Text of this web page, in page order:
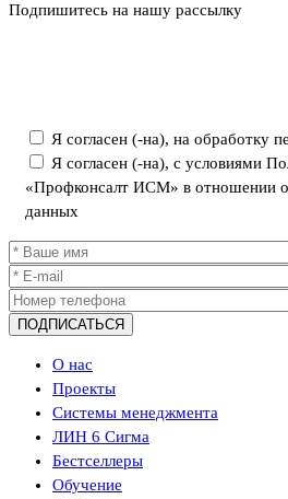
Подпишитесь на нашу рассылку
Я согласен (-на), на обработку
Я согласен (-на), с условиями
«Профконсалт ИСМ» в отношении
данных
О нас
Проекты
Системы менеджмента
ЛИН 6 Сигма
Бестселлеры
Обучение